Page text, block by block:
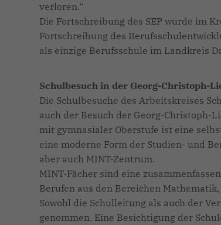
verloren.“
Die Fortschreibung des SEP wurde im
Fortschreibung des
als einzige Berufsschule im Landkreis
Schulbesuch in der Georg-Christoph-
Die Schulbesuche des Arbeitskreises
auch der Besuch der Georg-Christoph-
mit gymnasialer Oberstufe ist eine
eine moderne Form der Studien- und
aber auch MINT-Zentrum.
MINT-Fächer sind eine
Berufen aus den Bereichen
Sowohl die Schulleitung als auch der
genommen. Eine Besichtigung der